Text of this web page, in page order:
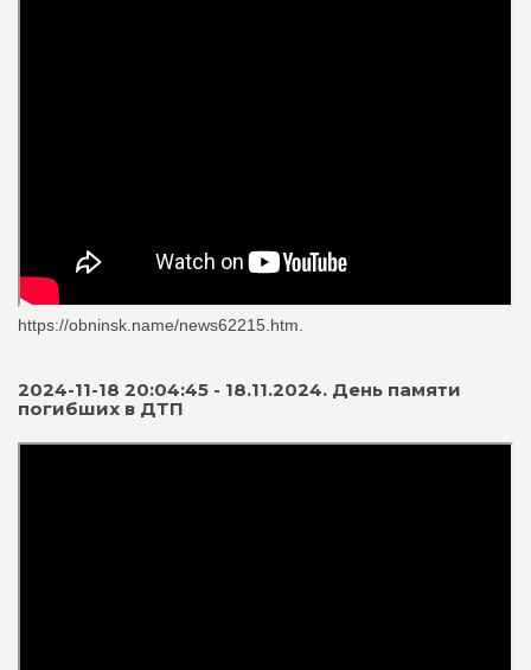
https://obninsk.name/news62215.htm.
2024-11-18 20:04:45 - 18.11.2024. День памяти
погибших в ДТП